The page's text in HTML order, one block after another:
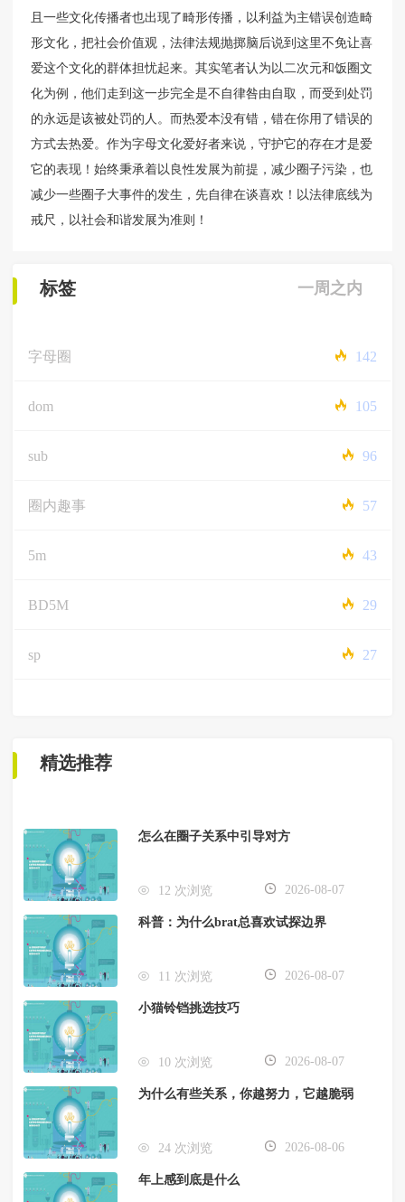
且一些文化传播者也出现了畸形传播，以利益为主错误创造畸
形文化，把社会价值观，法律法规抛掷脑后说到这里不免让喜
爱这个文化的群体担忧起来。其实笔者认为以二次元和饭圈文
化为例，他们走到这一步完全是不自律咎由自取，而受到处罚
的永远是该被处罚的人。而热爱本没有错，错在你用了错误的
方式去热爱。作为字母文化爱好者来说，守护它的存在才是爱
它的表现！始终秉承着以良性发展为前提，减少圈子污染，也
减少一些圈子大事件的发生，先自律在谈喜欢！以法律底线为
戒尺，以社会和谐发展为准则！
标签 一周之内
字母圈 142
dom 105
sub 96
圈内趣事 57
5m 43
BD5M 29
sp 27
精选推荐
怎么在圈子关系中引导对方
12 次浏览 2026-08-07
科普：为什么brat总喜欢试探边界
11 次浏览 2026-08-07
小猫铃铛挑选技巧
10 次浏览 2026-08-07
为什么有些关系，你越努力，它越脆弱
24 次浏览 2026-08-06
年上感到底是什么